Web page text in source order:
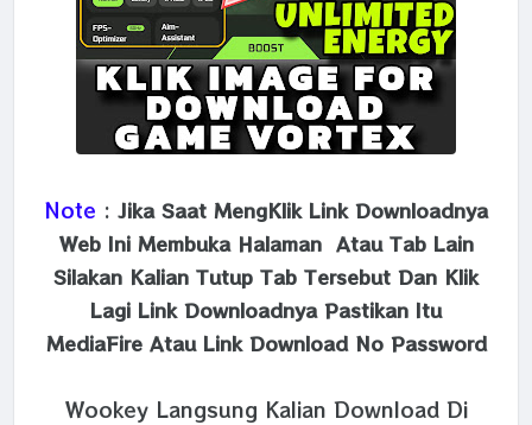
Note : Jika Saat MengKlik Link Downloadnya
Web Ini Membuka Halaman Atau Tab Lain
Silakan Kalian Tutup Tab Tersebut Dan Klik
Lagi Link Downloadnya Pastikan Itu
MediaFire Atau Link Download No Password
Wookey Langsung Kalian Download Di